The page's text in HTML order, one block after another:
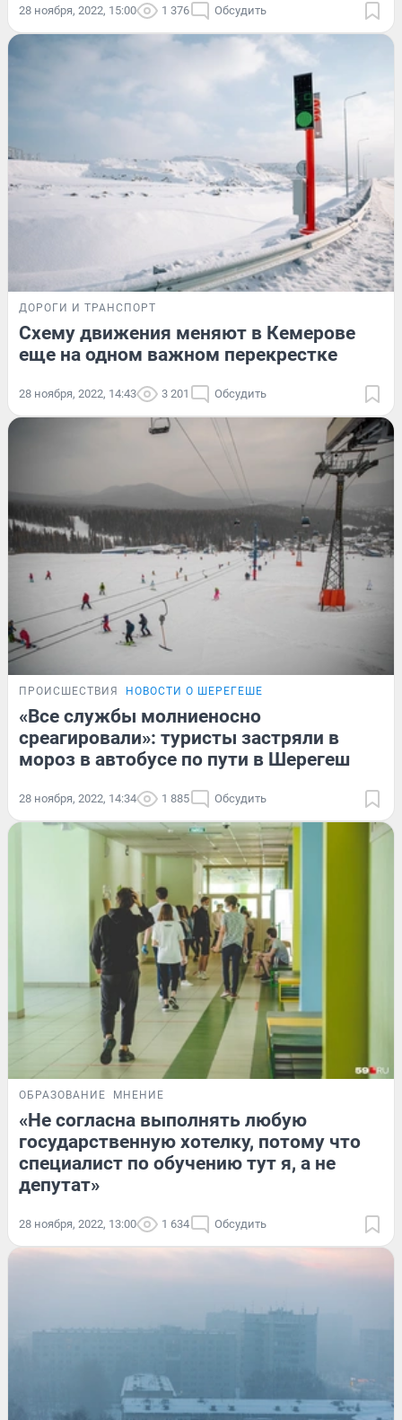
28 ноября, 2022, 15:00 1 376 Обсудить
ДОРОГИ И ТРАНСПОРТ
Схему движения меняют в Кемерове
еще на одном важном перекрестке
28 ноября, 2022, 14:43 3 201 Обсудить
ПРОИСШЕСТВИЯ НОВОСТИ О ШЕРЕГЕШЕ
«Все службы молниеносно
среагировали»: туристы застряли в
мороз в автобусе по пути в Шерегеш
28 ноября, 2022, 14:34 1 885 Обсудить
ОБРАЗОВАНИЕ МНЕНИЕ
«Не согласна выполнять любую
государственную хотелку, потому что
специалист по обучению тут я, а не
депутат»
28 ноября, 2022, 13:00 1 634 Обсудить